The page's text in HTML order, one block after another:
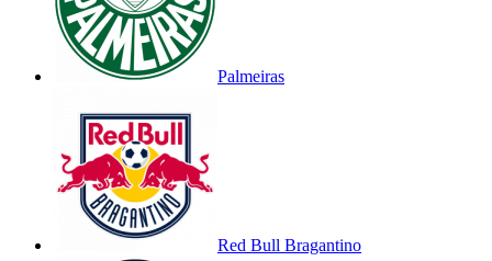
Palmeiras
Red Bull Bragantino